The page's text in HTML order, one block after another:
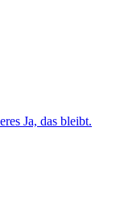
Ja, das bleibt.